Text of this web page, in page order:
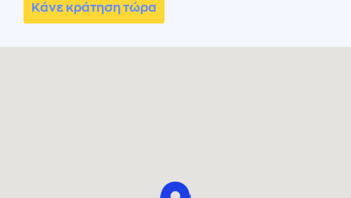
Κάνε κράτηση τώρα